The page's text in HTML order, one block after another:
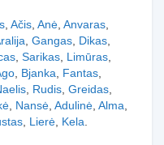
, Ačis, Anė, Anvaras,
, Gangas, Dikas,
, Sarikas, Limūras,
, Bjanka, Fantas,
, Rudis, Greidas,
, Nansė, Adulinė, Alma,
, Lierė, Kela.